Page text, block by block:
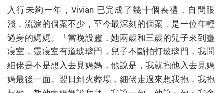
入行未夠一年，Vivian 已完成了幾十個喪禮，自問眼
淺，流淚的個案不少，至今最深刻的個案，是一位年輕
過身的媽媽。「當晚設靈，她兩歲和三歲的兒子來到靈
寢室，靈寢室有道玻璃門，兒子不斷拍打玻璃門，我問
細佬是不是想入去見媽媽，他說是，我就抱他入去見媽
媽最後一面。翌日到火葬場，細佬走過來想我抱，我抱